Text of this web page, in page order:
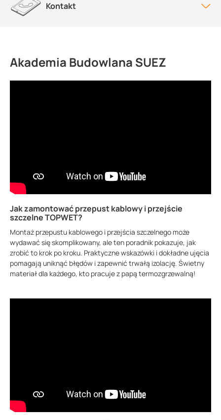
Kontakt
Akademia Budowlana SUEZ
Jak zamontować przepust kablowy i przejście
szczelne TOPWET?
Montaż przepustu kablowego i przejścia szczelnego może
wydawać się skomplikowany, ale ten poradnik pokazuje, jak
zrobić to krok po kroku. Praktyczne wskazówki i dokładne ujęcia
pomagają uniknąć błędów i zapewnić trwałą izolację. Świetny
materiał dla każdego, kto pracuje z papą termozgrzewalną!